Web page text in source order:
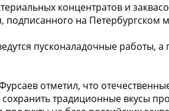
концентратов и
на Петербургском
пусконаладочные работы, а
отметил, что
традиционные вкусы